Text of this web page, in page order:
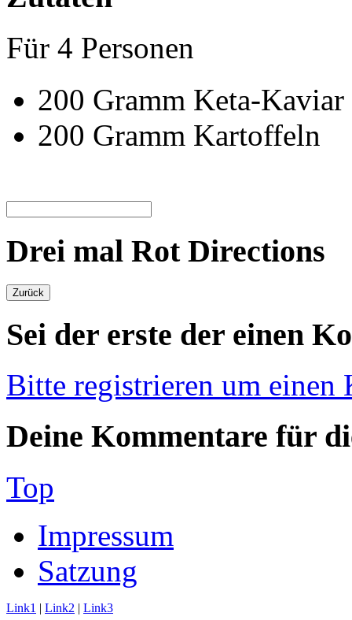
Für 4 Personen
200 Gramm Keta-Kaviar
200 Gramm Kartoffeln
Drei mal Rot Directions
Sei der erste der einen
Bitte registrieren um einen
Deine Kommentare für
Top
Impressum
Satzung
Link1 | Link2 | Link3